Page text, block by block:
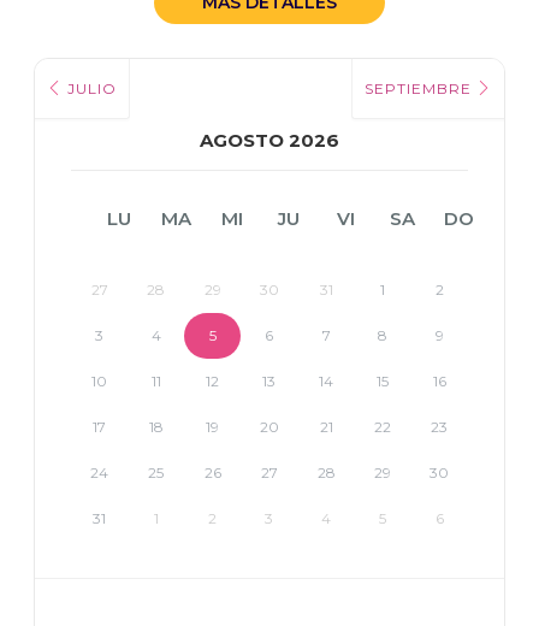
JULIO
AGOSTO 2026
SEPTIEMBRE
LU MA MI JU VI SA DO
27 28 29 30 31 1 2
3 4 5 6 7 8 9
10 11 12 13 14 15 16
17 18 19 20 21 22 23
24 25 26 27 28 29 30
31 1 2 3 4 5 6